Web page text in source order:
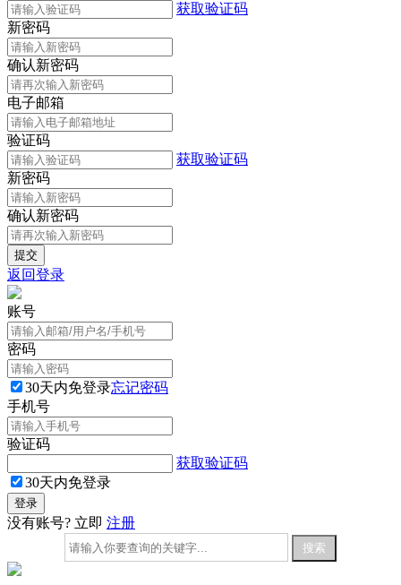
获取验证码
新密码
确认新密码
电子邮箱
验证码
获取验证码
新密码
确认新密码
返回登录
账号
密码
30天内免登录忘记密码
手机号
验证码
获取验证码
30天内免登录
没有账号? 立即 注册